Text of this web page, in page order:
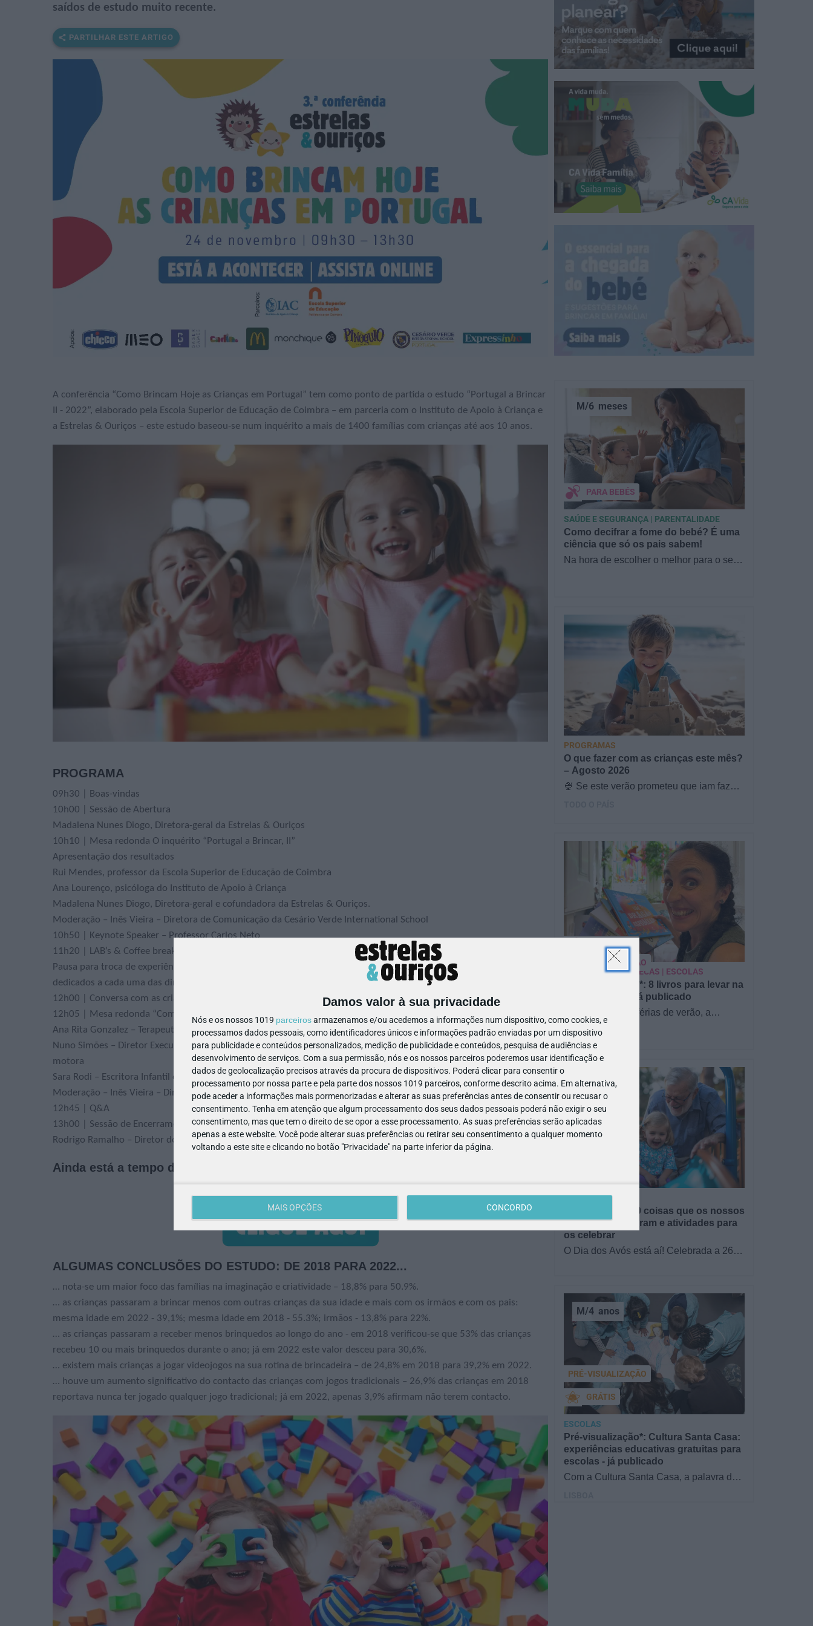
Damos valor à sua privacidade
Nós e os nossos 1019 parceirosarmazenamos e/ou acedemos a informações num dispositivo, como cookies, e
processamos dados pessoais, como identificadores únicos e informações padrão enviadas por um dispositivo
para publicidade e conteúdos personalizados, medição de publicidade e conteúdos, pesquisa de audiências e
desenvolvimento de serviços. Com a sua permissão, nós e os nossos parceiros poderemos usar identificação e
dados de geolocalização precisos através da procura de dispositivos. Poderá clicar para consentir o
processamento por nossa parte e pela parte dos nossos 1019 parceiros, conforme descrito acima. Em alternativa,
pode aceder a informações mais pormenorizadas e alterar as suas preferências antes de consentir ou recusar o
consentimento. Tenha em atenção que algum processamento dos seus dados pessoais poderá não exigir o seu
consentimento, mas que tem o direito de se opor a esse processamento. As suas preferências serão aplicadas
apenas a este website. Você pode alterar suas preferências ou retirar seu consentimento a qualquer momento
voltando a este site e clicando no botão "Privacidade" na parte inferior da página.
MAIS OPÇÕES CONCORDO
saídos de estudo muito recente.
PARTILHAR ESTE ARTIGO
A conferência “Como Brincam Hoje as Crianças em Portugal” tem como ponto de partida o estudo “Portugal a Brincar
II - 2022”, elaborado pela Escola Superior de Educação de Coimbra – em parceria com o Instituto de Apoio à Criança e
a Estrelas & Ouriços – este estudo baseou-se num inquérito a mais de 1400 famílias com crianças até aos 10 anos.
PROGRAMA
09h30 | Boas-vindas
10h00 | Sessão de Abertura
Madalena Nunes Diogo, Diretora-geral da Estrelas & Ouriços
10h10 | Mesa redonda O inquérito “Portugal a Brincar, II”
Apresentação dos resultados
Rui Mendes, professor da Escola Superior de Educação de Coimbra
Ana Lourenço, psicóloga do Instituto de Apoio à Criança
Madalena Nunes Diogo, Diretora-geral e cofundadora da Estrelas & Ouriços.
Moderação – Inês Vieira – Diretora de Comunicação da Cesário Verde International School
10h50 | Keynote Speaker – Professor Carlos Neto
11h20 | LAB’s & Coffee break
Pausa para troca de experiências, informações e contactos entre os convidados e parceiros. Workshops inspiracionais
dedicados a cada uma das dimensões do brincar, desenvolvidos por Parceiros especializados.
12h00 | Conversa com as crianças sobre as brincadeiras preferidas / Voxpop
12h05 | Mesa redonda “Como brincam hoje as crianças em Portugal”
Ana Rita Gonzalez – Terapeuta da Fala, Especialista do CADin – O brincar para crianças com necessidades especiais
Nuno Simões – Diretor Executivo Gymboree Play & Music Portugal – A importância dos brinquedos na literacia
motora
Sara Rodi – Escritora Infantil e mãe de 4 filhos
Moderação – Inês Vieira – Diretora de Comunicação da Cesário Verde International School
12h45 | Q&A
13h00 | Sessão de Encerramento
Rodrigo Ramalho – Diretor do Departamento de Educação e Atividade Física | Câmara Municipal de Torres Vedras
Ainda está a tempo de se inscrever!
ALGUMAS CONCLUSÕES DO ESTUDO: DE 2018 PARA 2022...
… nota-se um maior foco das famílias na imaginação e criatividade – 18,8% para 50.9%.
… as crianças passaram a brincar menos com outras crianças da sua idade e mais com os irmãos e com os pais:
mesma idade em 2022 - 39,1%; mesma idade em 2018 - 55.3%; irmãos - 13,8% para 22%.
… as crianças passaram a receber menos brinquedos ao longo do ano - em 2018 verificou-se que 53% das crianças
recebeu 10 ou mais brinquedos durante o ano; já em 2022 este valor desceu para 30,6%.
… existem mais crianças a jogar videojogos na sua rotina de brincadeira – de 24,8% em 2018 para 39,2% em 2022.
… houve um aumento significativo do contacto das crianças com jogos tradicionais – 26,9% das crianças em 2018
reportava nunca ter jogado qualquer jogo tradicional; já em 2022, apenas 3,9% afirmam não terem contacto.
Como decifrar a fome do bebé? É uma
ciência que só os pais sabem!
Na hora de escolher o melhor para o seu
M/6 meses
PARA BEBÉS
SAÚDE E SEGURANÇA | PARENTALIDADE
O que fazer com as crianças este mês?
– Agosto 2026
🍨 Se este verão prometeu que iam fazer
PROGRAMAS
Pré-visualização*: 8 livros para levar na
mala de férias - já publicado
Para celebrar as férias de verão, a
Estrelas & Ouriços fez uma parceria com
a Sofia Vieira, da livraria…
PARA BEBÉS
PRÉ-VISUALIZAÇÃO
CONTOS E BIBLIOTECAS | ESCOLAS
Dia dos Avós: 10 coisas que os nossos
avós nos ensinaram e atividades para
os celebrar
O Dia dos Avós está aí! Celebrada a 26
BRINCAR
Pré-visualização*: Cultura Santa Casa:
experiências educativas gratuitas para
escolas - já publicado
Com a Cultura Santa Casa, a palavra de
M/4 anos
GRÁTIS
PRÉ-VISUALIZAÇÃO
ESCOLAS